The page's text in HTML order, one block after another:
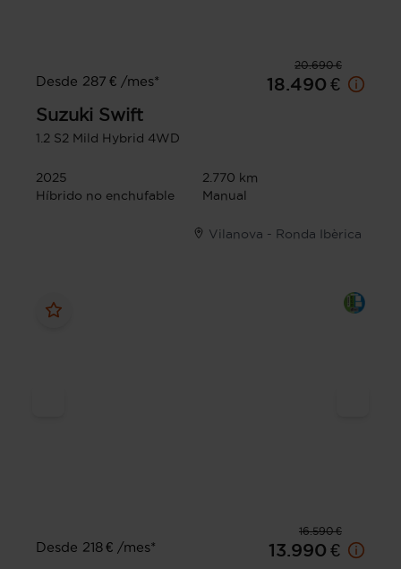
20.690 €
Desde 287 € /mes*
18.490 €
Suzuki Swift
1.2 S2 Mild Hybrid 4WD
2025
2.770 km
Híbrido no enchufable
Manual
Vilanova - Ronda Ibèrica
16.590 €
Desde 218 € /mes*
13.990 €